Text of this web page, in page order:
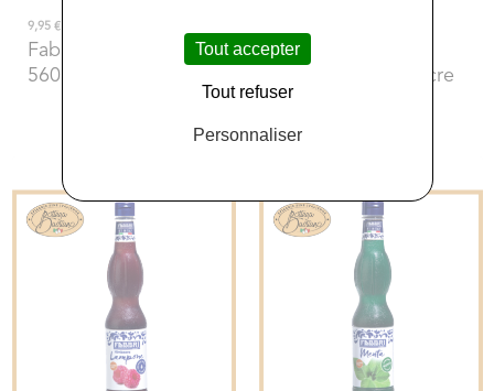
9,95 €
Fabbri
- Sirop Citron
560ml
Fabbri
Amarena Sans Sucre
560ml
Tout accepter
Tout refuser
Personnaliser